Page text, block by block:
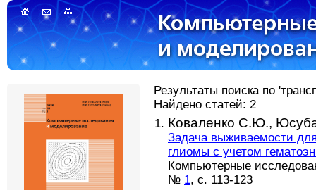
Результаты поиска по
Найдено статей: 2
Коваленко С.Ю.,
Задача выживаемости
глиомы с учетом
Компьютерные
№ 1, с. 113-123